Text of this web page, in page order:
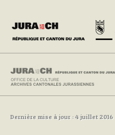
Dernière mise à jour : 4 juillet 2016